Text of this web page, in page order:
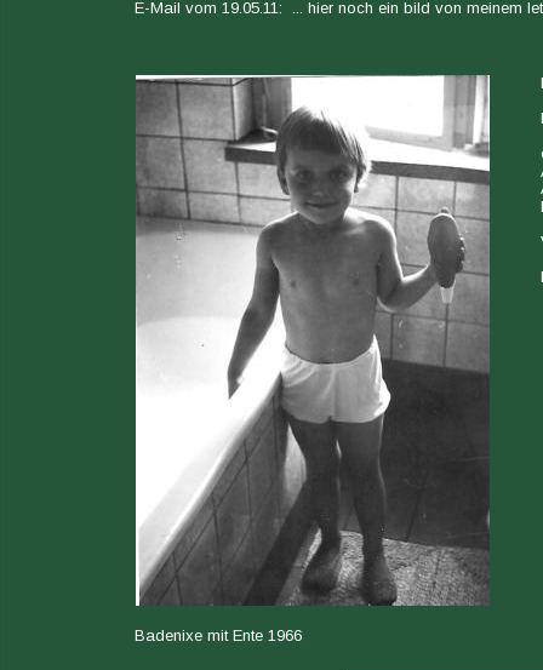
E-Mail vom 19.05.11:  ... hier noch ein bild von meinem
Badenixe mit Ente 1966